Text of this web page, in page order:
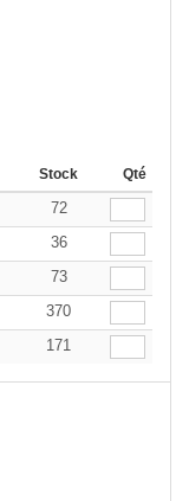
Stock Qté
72
36
73
370
171